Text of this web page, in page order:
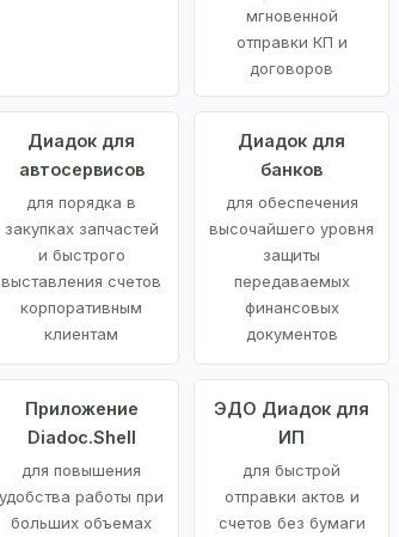
мгновенной
отправки КП и
договоров
Диадок для
автосервисов
для порядка в
закупках запчастей
и быстрого
выставления счетов
корпоративным
клиентам
Диадок для
банков
для обеспечения
высочайшего уровня
защиты
передаваемых
финансовых
документов
Приложение
Diadoc.Shell
для повышения
удобства работы при
больших объемах
ЭДО Диадок для
ИП
для быстрой
отправки актов и
счетов без бумаги